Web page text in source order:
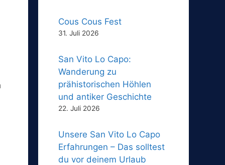
Cous Cous Fest
31. Juli 2026
San Vito Lo Capo:
Wanderung zu
prähistorischen Höhlen
und antiker Geschichte
22. Juli 2026
Unsere San Vito Lo Capo
Erfahrungen – Das solltest
du vor deinem Urlaub